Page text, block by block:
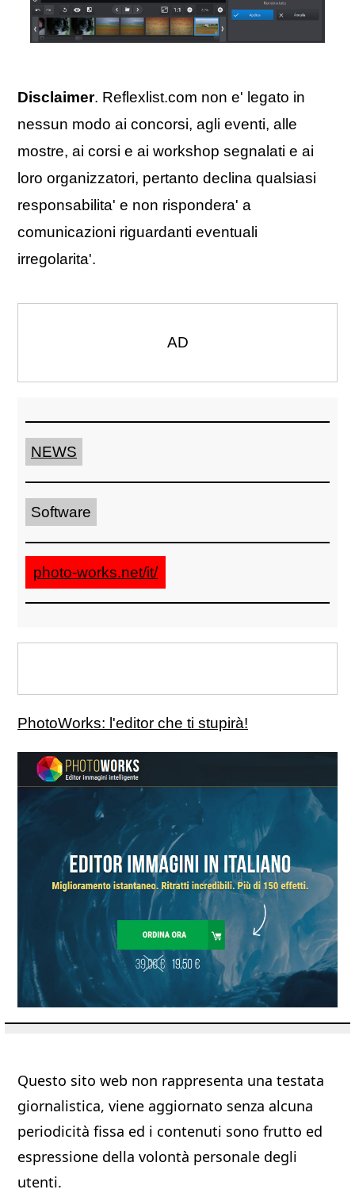
Disclaimer. Reflexlist.com non e' legato in
nessun modo ai concorsi, agli eventi, alle
mostre, ai corsi e ai workshop segnalati e ai
loro organizzatori, pertanto declina qualsiasi
responsabilita' e non rispondera' a
comunicazioni riguardanti eventuali
irregolarita'.
AD
NEWS
Software
photo-works.net/it/
PhotoWorks: l'editor che ti stupirà!
Questo sito web non rappresenta una testata
giornalistica, viene aggiornato senza alcuna
periodicità fissa ed i contenuti sono frutto ed
espressione della volontà personale degli
utenti.